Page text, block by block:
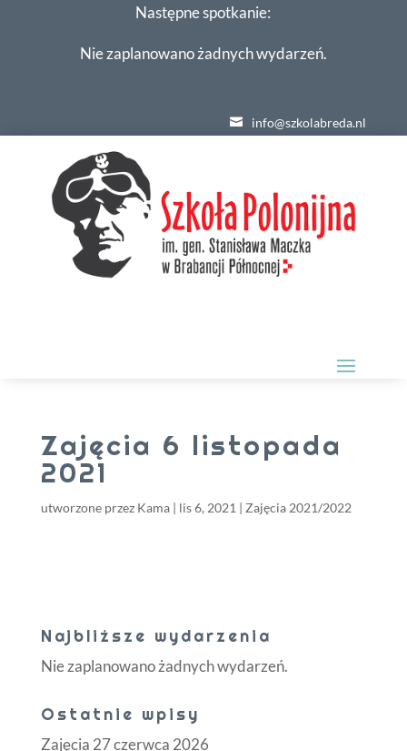
Następne spotkanie:
Nie zaplanowano żadnych wydarzeń.
info@szkolabreda.nl
Zajęcia 6 listopada
2021
utworzone przez Kama| lis 6, 2021 | Zajęcia 2021/2022
Najbliższe wydarzenia
Nie zaplanowano żadnych wydarzeń.
Ostatnie wpisy
Zajęcia 27 czerwca 2026